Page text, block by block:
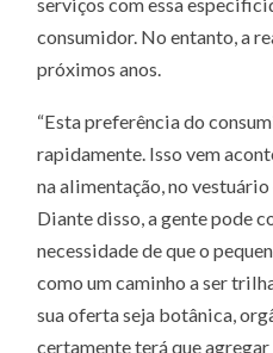
consumidor. No entanto, a
próximos anos.
“Esta preferência do
rapidamente. Isso vem
na alimentação, no
Diante disso, a gente pode
necessidade de que o
como um caminho a ser
sua oferta seja botânica,
certamente terá que agregar